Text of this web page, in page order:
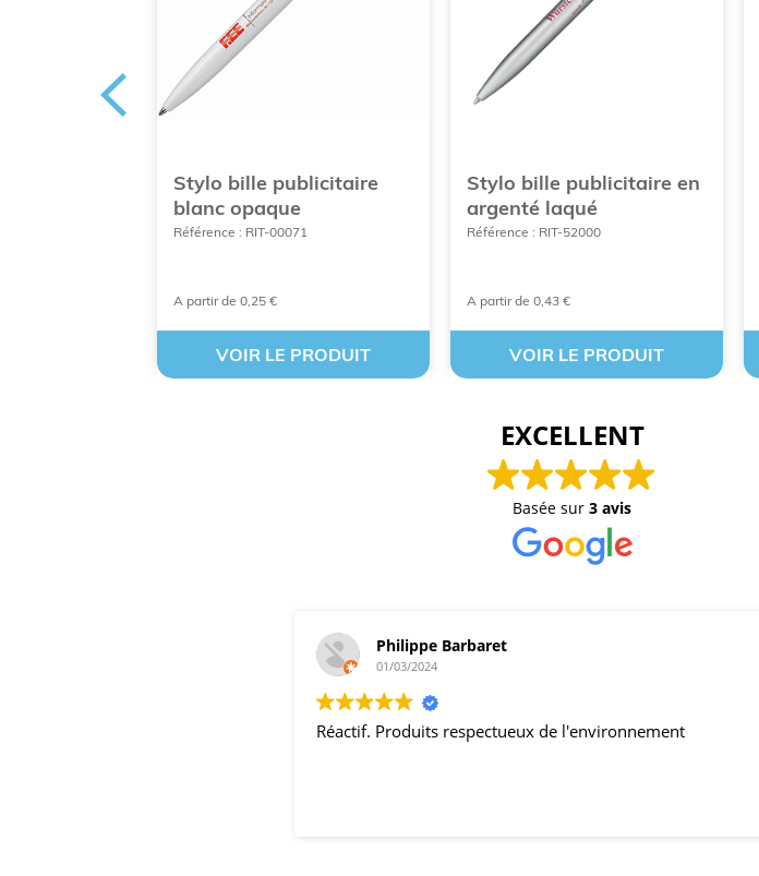
Stylo bille publicitaire
blanc opaque
Référence : RIT-00071
A partir de 0,25 €
VOIR LE PRODUIT
Stylo bille publicitaire en
argenté laqué
Référence : RIT-52000
A partir de 0,43 €
VOIR LE PRODUIT
EXCELLENT
Basée sur3 avis
Philippe Barbaret
01/03/2024
Réactif. Produits respectueux de l'environnement